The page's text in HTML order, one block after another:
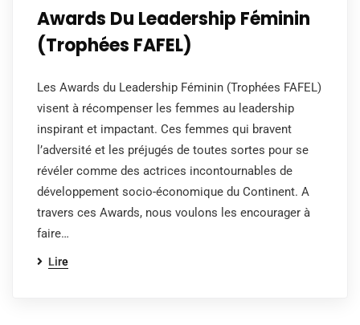
Awards Du Leadership Féminin
(Trophées FAFEL)
Les Awards du Leadership Féminin (Trophées FAFEL)
visent à récompenser les femmes au leadership
inspirant et impactant. Ces femmes qui bravent
l’adversité et les préjugés de toutes sortes pour se
révéler comme des actrices incontournables de
développement socio-économique du Continent. A
travers ces Awards, nous voulons les encourager à
faire…
Lire